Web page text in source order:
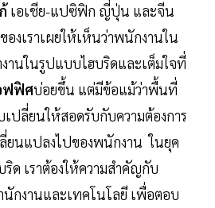
เอเชีย-แปซิฟิก ญี่ปุ่น และจีน
องเราเผยให้เห็นว่าพนักงานใน
านในรูปแบบไฮบริดและเต็มใจที่
ฟฟิศบ่อยขึ้น แต่มีข้อแม้ว่าพื้นที่
ปลี่ยนให้สอดรับกับความต้องการ
ยนแปลงไปของพนักงาน ในยุค
ด เราต้องให้ความสำคัญกับ
กงานและเทคโนโลยี เพื่อตอบ